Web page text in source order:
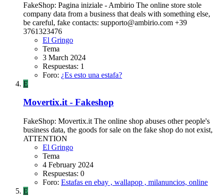
FakeShop: Pagina iniziale - Ambirio The online store stole
company data from a business that deals with something else,
be careful, fake contacts: supporto@ambirio.com +39
3761323476
El Gringo
Tema
3 March 2024
Respuestas: 1
Foro: ¿Es esto una estafa?
E
Movertix.it - Fakeshop
FakeShop: Movertix.it The online shop abuses other people's
business data, the goods for sale on the fake shop do not exist,
ATTENTION
El Gringo
Tema
4 February 2024
Respuestas: 0
Foro: Estafas en ebay , wallapop , milanuncios, online
E